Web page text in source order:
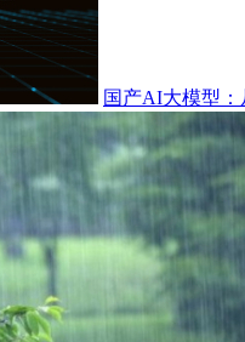
国产AI大模型：